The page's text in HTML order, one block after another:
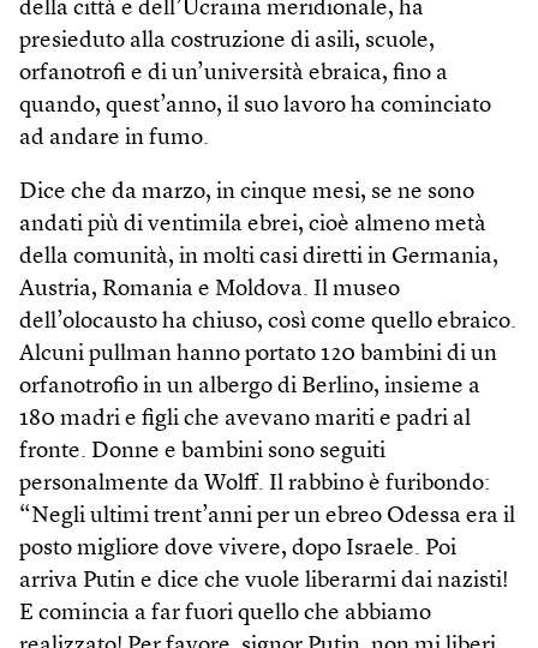
della città e dell’Ucraina meridionale, ha
presieduto alla costruzione di asili, scuole,
orfanotrofi e di un’università ebraica, fino a
quando, quest’anno, il suo lavoro ha cominciato
ad andare in fumo.
Dice che da marzo, in cinque mesi, se ne sono
andati più di ventimila ebrei, cioè almeno metà
della comunità, in molti casi diretti in Germania,
Austria, Romania e Moldova. Il museo
dell’olocausto ha chiuso, così come quello ebraico.
Alcuni pullman hanno portato 120 bambini di un
orfanotrofio in un albergo di Berlino, insieme a
180 madri e figli che avevano mariti e padri al
fronte. Donne e bambini sono seguiti
personalmente da Wolff. Il rabbino è furibondo:
“Negli ultimi trent’anni per un ebreo Odessa era il
posto migliore dove vivere, dopo Israele. Poi
arriva Putin e dice che vuole liberarmi dai nazisti!
E comincia a far fuori quello che abbiamo